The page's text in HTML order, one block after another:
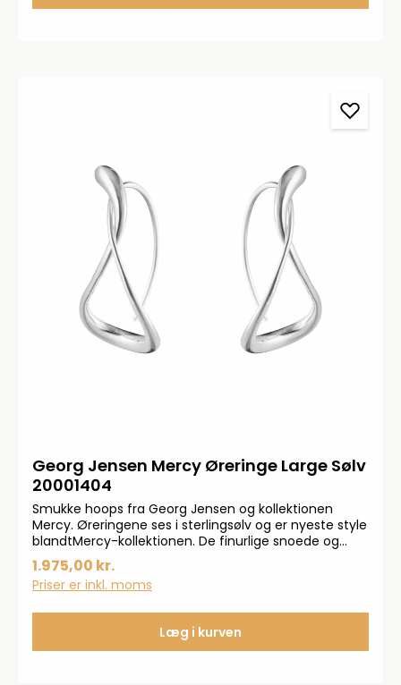
Georg Jensen Mercy Øreringe Large Sølv
20001404
Smukke hoops fra Georg Jensen og kollektionen
Mercy. Øreringene ses i sterlingsølv og er nyeste style
blandtMercy-kollektionen. De finurlige snoede og
twistedeformer kendetegner Georg Jensen og Mercy
kollek-tionen rigtig godt. Måler 20 mm i længden og
10 mm i bredden. OBS: SÆLGES SOM PAR
1.975,00 kr.
Priser er inkl. moms
Læg i kurven